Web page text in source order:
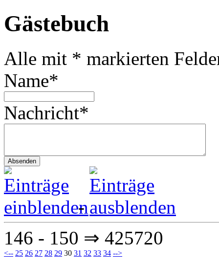
Gästebuch
Alle mit * markierten
Name*
Nachricht*
-
146 - 150 ⇒ 425720
<-- 25 26 27 28 29 30 31 32 33 34 -->